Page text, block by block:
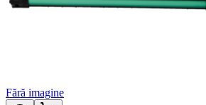
Fără imagine